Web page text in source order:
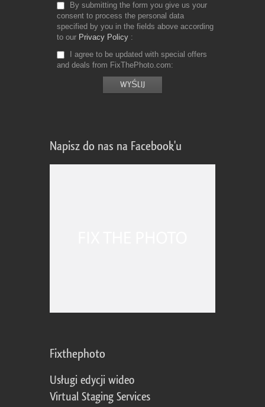
By submitting the form you give us your
consent to process the personal data
specified by you in the fields above according
to our Privacy Policy
I agree to be updated with special offers
and deals from FixThePhoto.com
Napisz do nas na Facebook'u
Fixthephoto
Usługi edycji wideo
Virtual Staging Services